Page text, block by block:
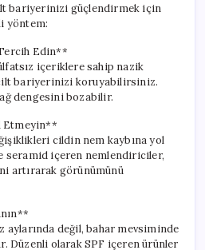
için
bariyerinizi güçlendirmek için
yöntem:
Edin**
içeriklere sahip nazik
bariyerinizi koruyabilirsiniz.
dengesini bozabilir.
Etmeyin**
cildin nem kaybına yol
seramid içeren nemlendiriciler,
artırarak görünümünü
aylarında değil, bahar mevsiminde
Düzenli olarak SPF içeren ürünler